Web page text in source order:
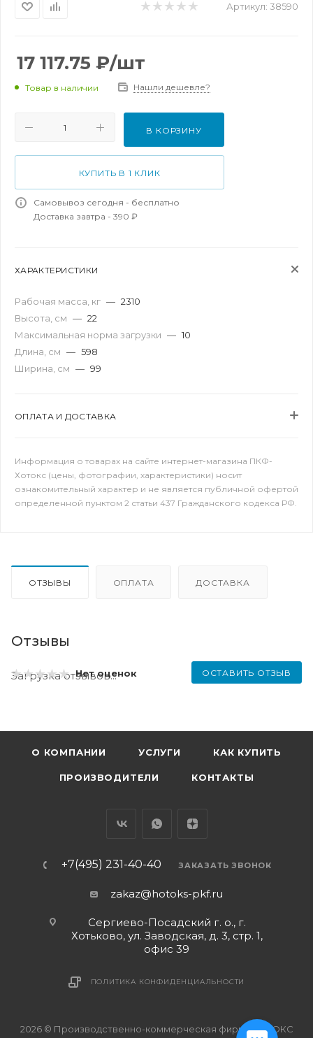
Артикул: 38590
17 117.75 ₽/шт
Товар в наличии Нашли дешевле?
В КОРЗИНУ
КУПИТЬ В 1 КЛИК
Самовывоз сегодня - бесплатно
Доставка завтра - 390 ₽
ХАРАКТЕРИСТИКИ
Рабочая масса, кг — 2310
Высота, см — 22
Максимальная норма загрузки — 10
Длина, см — 598
Ширина, см — 99
ОПЛАТА И ДОСТАВКА
Информация о товарах на сайте интернет-магазина ПКФ-
Хотокс (цены, фотографии, характеристики) носит
ознакомительный характер и не является публичной офертой
определенной пунктом 2 статьи 437 Гражданского кодекса РФ.
ОТЗЫВЫ ОПЛАТА ДОСТАВКА
Отзывы
Нет оценок ОСТАВИТЬ ОТЗЫВ
Загрузка отзывов...
О КОМПАНИИ УСЛУГИ КАК КУПИТЬ
ПРОИЗВОДИТЕЛИ КОНТАКТЫ
+7(495) 231-40-40 ЗАКАЗАТЬ ЗВОНОК
zakaz@hotoks-pkf.ru
Сергиево-Посадский г. о., г.
Хотьково, ул. Заводская, д. 3, стр. 1,
офис 39
ПОЛИТИКА КОНФИДЕНЦИАЛЬНОСТИ
2026 © Производственно-коммерческая фирма ХОТОКС